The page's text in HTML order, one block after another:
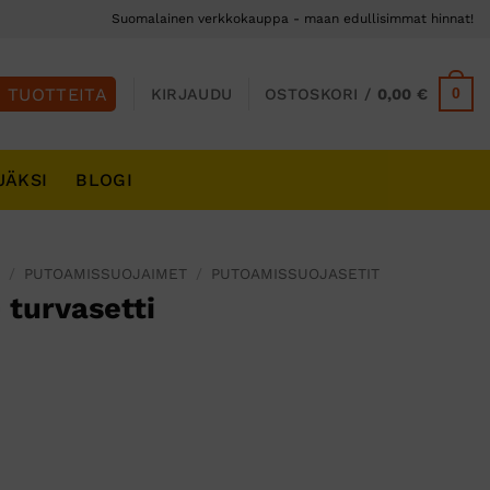
Suomalainen verkkokauppa - maan edullisimmat hinnat!
KIRJAUDU OSTOSKORI / 0,00€ 0
BLOGI
PUTOAMISSUOJAIMET PUTOAMISSUOJASETIT
turvasetti